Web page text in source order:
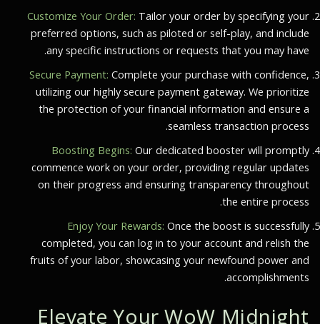
Customize Your Order: Tailor your order by specifying your
preferred options, such as piloted or self-play, and include
any specific instructions or requests that you may have.
Secure Payment: Complete your purchase with confidence,
utilizing our highly secure payment gateway. We prioritize
the protection of your financial information and ensure a
seamless transaction process.
Boosting Begins: Our dedicated booster will promptly
commence work on your order, providing regular updates
on their progress and ensuring transparency throughout
the entire process.
Enjoy Your Rewards: Once the boost is successfully
completed, you can log in to your account and relish the
fruits of your labor, showcasing your newfound power and
accomplishments.
Elevate Your WoW Midnight